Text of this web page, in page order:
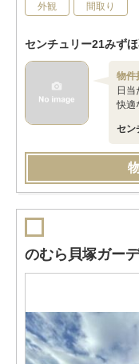
外観 間取り
センチュリー21みず
物件
日
快適
セン
のむら貝塚ガー